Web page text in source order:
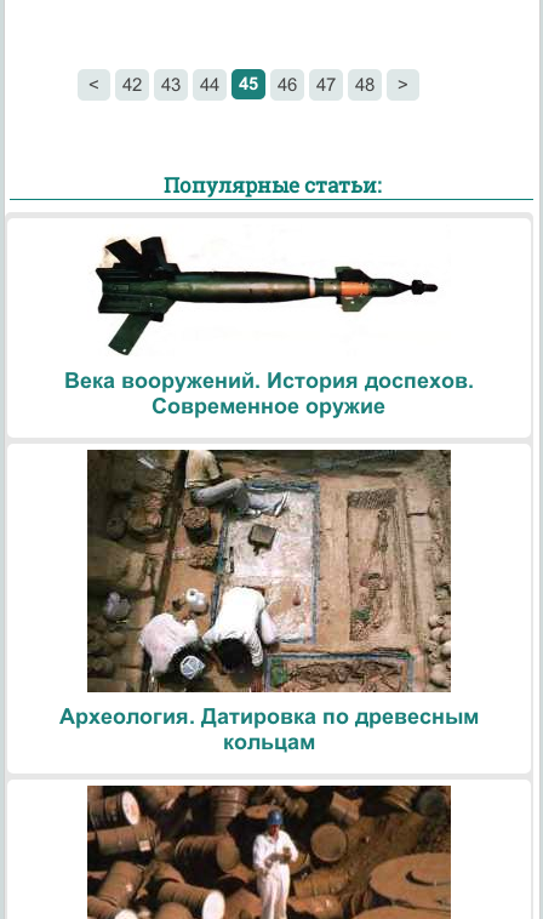
< 42 43 44 45 46 47 48 >
Популярные статьи:
Века вооружений. История доспехов.
Современное оружие
Археология. Датировка по древесным
кольцам